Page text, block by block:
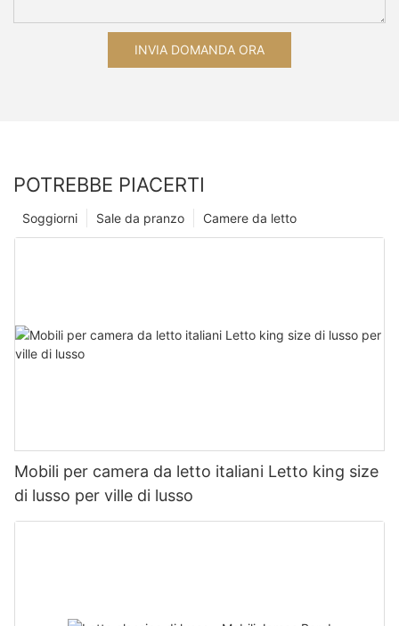
INVIA DOMANDA ORA
POTREBBE PIACERTI
Camere da letto
Sale da pranzo
Soggiorni
Mobili per camera da letto italiani Letto king size
di lusso per ville di lusso